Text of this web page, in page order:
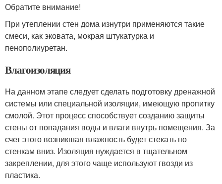
Обратите внимание!
При утеплении стен дома изнутри применяются такие
смеси, как эковата, мокрая штукатурка и
пенополиуретан.
Влагоизоляция
На данном этапе следует сделать подготовку дренажной
системы или специальной изоляции, имеющую пропитку
смолой. Этот процесс способствует созданию защиты
стены от попадания воды и влаги внутрь помещения. За
счет этого возникшая влажность будет стекать по
стенкам вниз. Изоляция нуждается в тщательном
закреплении, для этого чаще используют гвозди из
пластика.